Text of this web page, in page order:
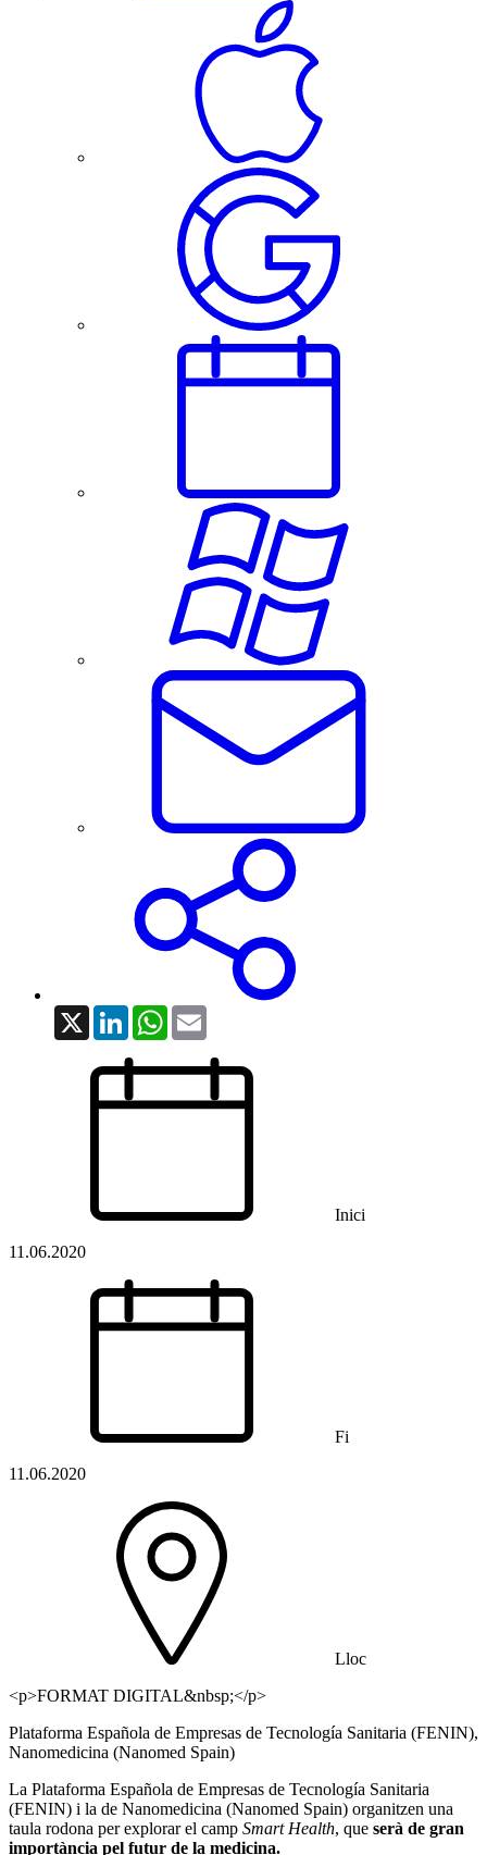
X LinkedInWhatsApp
Inici
11.06.2020
Fi
11.06.2020
Lloc
<p>FORMAT DIGITAL&nbsp;</p>
Plataforma Española de Empresas de Tecnología Sanitaria (FENIN),
Nanomedicina (Nanomed Spain)
La Plataforma Española de Empresas de Tecnología Sanitaria
(FENIN) i la de Nanomedicina (Nanomed Spain) organitzen una
taula rodona per explorar el camp Smart Health, que serà de gran
importància pel futur de la medicina.